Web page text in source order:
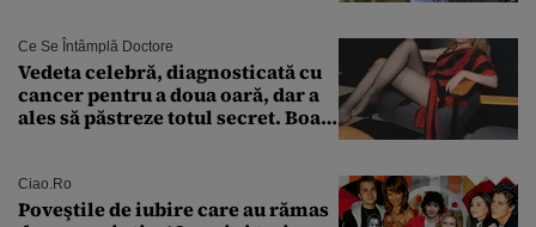
Ce Se Întâmplă Doctore
Vedeta celebră, diagnosticată cu
cancer pentru a doua oară, dar a
ales să păstreze totul secret. Boala
Ciao.ro
Poveştile de iubire care au rămas